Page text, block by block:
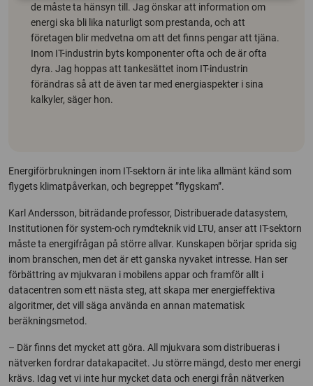
de måste ta hänsyn till. Jag önskar att information om
energi ska bli lika naturligt som prestanda, och att
företagen blir medvetna om att det finns pengar att tjäna.
Inom IT-industrin byts komponenter ofta och de är ofta
dyra. Jag hoppas att tankesättet inom IT-industrin
förändras så att de även tar med energiaspekter i sina
kalkyler, säger hon.
Energiförbrukningen inom IT-sektorn är inte lika allmänt känd som
flygets klimatpåverkan, och begreppet ”flygskam”.
Karl Andersson, biträdande professor, Distribuerade datasystem,
Institutionen för system-och rymdteknik vid LTU, anser att IT-sektorn
måste ta energifrågan på större allvar. Kunskapen börjar sprida sig
inom branschen, men det är ett ganska nyvaket intresse. Han ser
förbättring av mjukvaran i mobilens appar och framför allt i
datacentren som ett nästa steg, att skapa mer energieffektiva
algoritmer, det vill säga använda en annan matematisk
beräkningsmetod.
– Där finns det mycket att göra. All mjukvara som distribueras i
nätverken fordrar datakapacitet. Ju större mängd, desto mer energi
krävs. Idag vet vi inte hur mycket data och energi från nätverken